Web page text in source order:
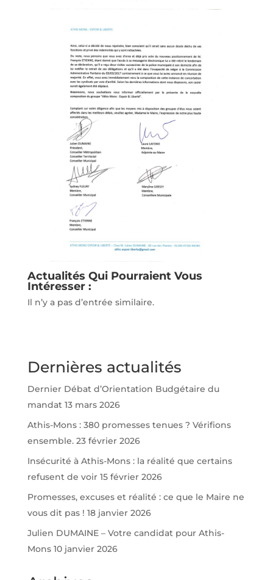
Actualités Qui Pourraient Vous
Intéresser :
Il n’y a pas d’entrée similaire.
Dernières actualités
Dernier Débat d’Orientation Budgétaire du
mandat 13 mars 2026
Athis-Mons : 380 promesses tenues ? Vérifions
ensemble. 23 février 2026
Insécurité à Athis-Mons : la réalité que certains
refusent de voir 15 février 2026
Promesses, excuses et réalité : ce que le Maire ne
vous dit pas ! 18 janvier 2026
Julien DUMAINE – Votre candidat pour Athis-
Mons 10 janvier 2026